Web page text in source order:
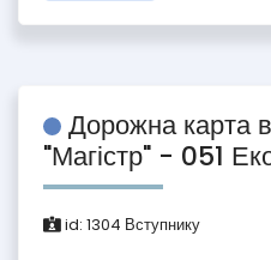
Дорожна карта
"Магістр" - 051
id: 1304 Вступнику